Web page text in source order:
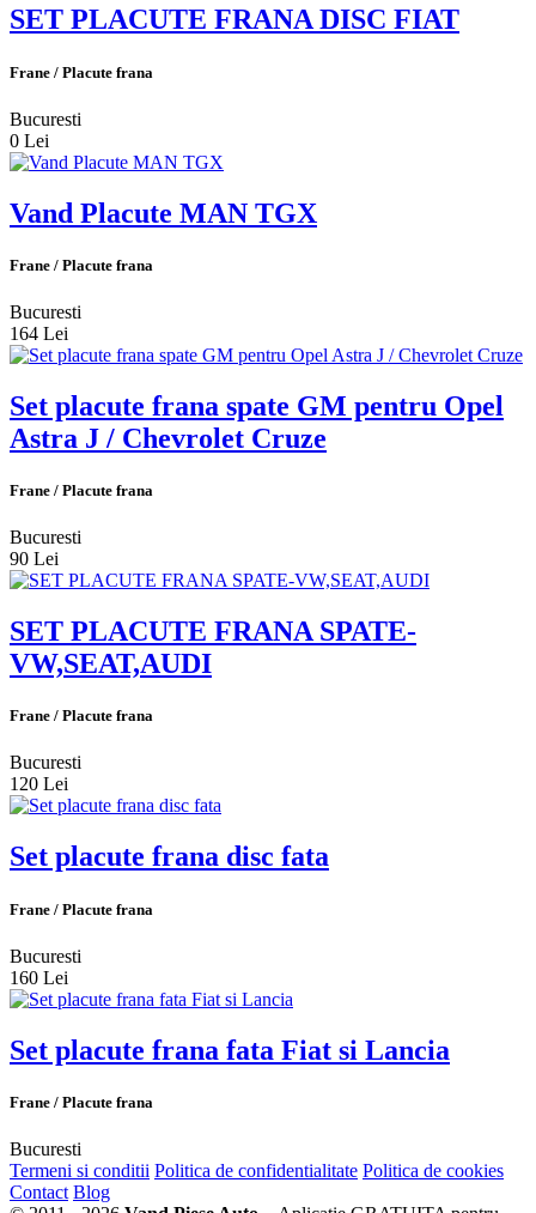
SET PLACUTE FRANA DISC FIAT
Frane / Placute frana
Bucuresti
0 Lei
Vand Placute MAN TGX
Frane / Placute frana
Bucuresti
164 Lei
Set placute frana spate GM pentru Opel
Astra J / Chevrolet Cruze
Frane / Placute frana
Bucuresti
90 Lei
SET PLACUTE FRANA SPATE-
VW,SEAT,AUDI
Frane / Placute frana
Bucuresti
120 Lei
Set placute frana disc fata
Frane / Placute frana
Bucuresti
160 Lei
Set placute frana fata Fiat si Lancia
Frane / Placute frana
Bucuresti
Termeni si conditii Politica de confidentialitate Politica de cookies
Contact Blog